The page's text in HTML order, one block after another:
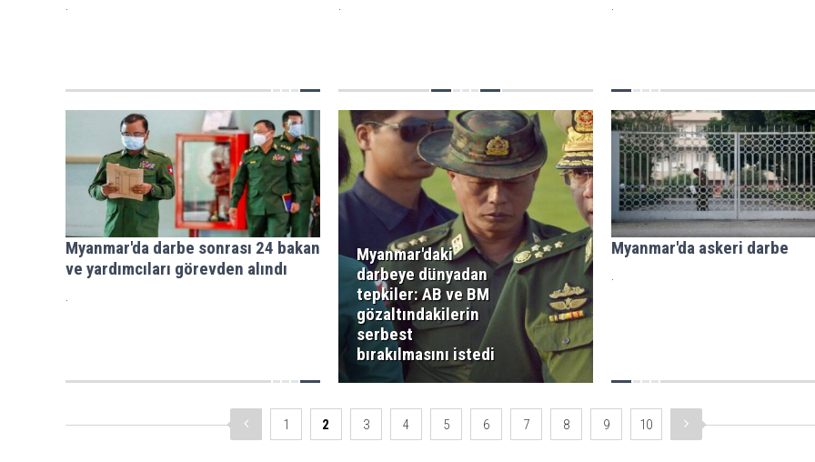
. . .
Myanmar'da darbe sonrası 24 bakan
ve yardımcıları görevden alındı
.
Myanmar'daki
darbeye dünyadan
tepkiler: AB ve BM
gözaltındakilerin
serbest
bırakılmasını istedi
Myanmar'da askeri darbe
.
1 2 3 4 5 6 7 8 9 10